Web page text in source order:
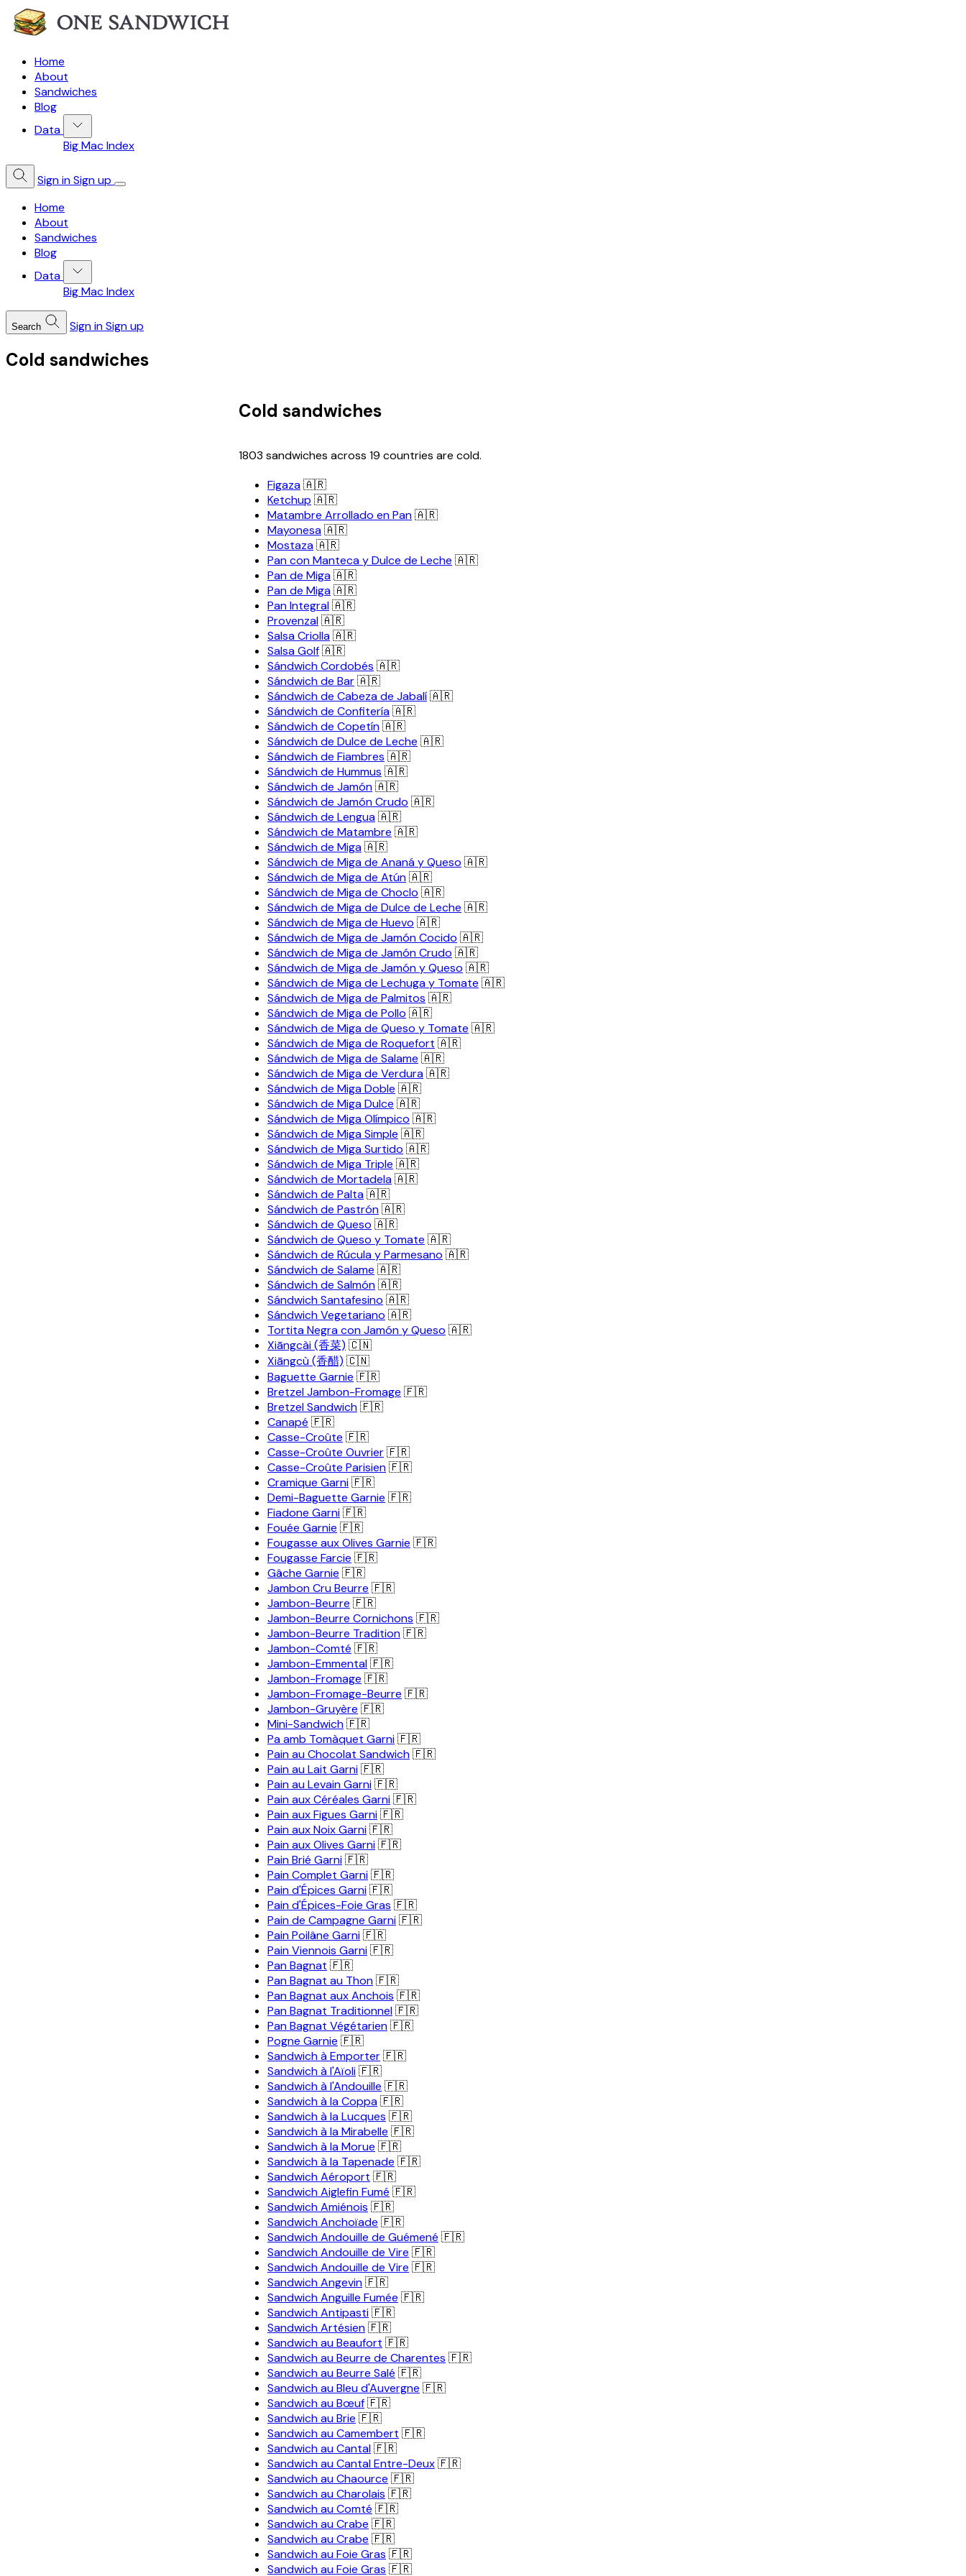
Home
About
Sandwiches
Blog
Data
Big Mac Index
Sign inSign up
Home
About
Sandwiches
Blog
Data
Big Mac Index
Search Sign inSign up
Cold sandwiches
Cold sandwiches
1803 sandwiches across 19 countries are cold.
Figaza🇦🇷
Ketchup 🇦🇷
Matambre Arrollado en Pan🇦🇷
Mayonesa🇦🇷
Mostaza🇦🇷
Pan con Manteca y Dulce de Leche 🇦🇷
Pan de Miga🇦🇷
Pan de Miga🇦🇷
Pan Integral🇦🇷
Provenzal🇦🇷
Salsa Criolla🇦🇷
Salsa Golf🇦🇷
Sándwich Cordobés 🇦🇷
Sándwich de Bar🇦🇷
Sándwich de Cabeza de Jabalí🇦🇷
Sándwich de Confitería🇦🇷
Sándwich de Copetín🇦🇷
Sándwich de Dulce de Leche 🇦🇷
Sándwich de Fiambres 🇦🇷
Sándwich de Hummus 🇦🇷
Sándwich de Jamón🇦🇷
Sándwich de Jamón Crudo 🇦🇷
Sándwich de Lengua🇦🇷
Sándwich de Matambre 🇦🇷
Sándwich de Miga🇦🇷
Sándwich de Miga de Ananá y Queso 🇦🇷
Sándwich de Miga de Atún🇦🇷
Sándwich de Miga de Choclo 🇦🇷
Sándwich de Miga de Dulce de Leche 🇦🇷
Sándwich de Miga de Huevo 🇦🇷
Sándwich de Miga de Jamón Cocido 🇦🇷
Sándwich de Miga de Jamón Crudo 🇦🇷
Sándwich de Miga de Jamón y Queso 🇦🇷
Sándwich de Miga de Lechuga y Tomate 🇦🇷
Sándwich de Miga de Palmitos 🇦🇷
Sándwich de Miga de Pollo 🇦🇷
Sándwich de Miga de Queso y Tomate 🇦🇷
Sándwich de Miga de Roquefort 🇦🇷
Sándwich de Miga de Salame 🇦🇷
Sándwich de Miga de Verdura🇦🇷
Sándwich de Miga Doble 🇦🇷
Sándwich de Miga Dulce 🇦🇷
Sándwich de Miga Olímpico 🇦🇷
Sándwich de Miga Simple 🇦🇷
Sándwich de Miga Surtido 🇦🇷
Sándwich de Miga Triple 🇦🇷
Sándwich de Mortadela🇦🇷
Sándwich de Palta🇦🇷
Sándwich de Pastrón🇦🇷
Sándwich de Queso 🇦🇷
Sándwich de Queso y Tomate 🇦🇷
Sándwich de Rúcula y Parmesano 🇦🇷
Sándwich de Salame 🇦🇷
Sándwich de Salmón🇦🇷
Sándwich Santafesino 🇦🇷
Sándwich Vegetariano 🇦🇷
Tortita Negra con Jamón y Queso 🇦🇷
Xiāngcài (香菜) 🇨🇳
Xiāngcù (香醋) 🇨🇳
Baguette Garnie 🇫🇷
Bretzel Jambon-Fromage 🇫🇷
Bretzel Sandwich🇫🇷
Canapé 🇫🇷
Casse-Croûte 🇫🇷
Casse-Croûte Ouvrier🇫🇷
Casse-Croûte Parisien🇫🇷
Cramique Garni🇫🇷
Demi-Baguette Garnie 🇫🇷
Fiadone Garni🇫🇷
Fouée Garnie 🇫🇷
Fougasse aux Olives Garnie 🇫🇷
Fougasse Farcie 🇫🇷
Gâche Garnie 🇫🇷
Jambon Cru Beurre 🇫🇷
Jambon-Beurre 🇫🇷
Jambon-Beurre Cornichons 🇫🇷
Jambon-Beurre Tradition🇫🇷
Jambon-Comté 🇫🇷
Jambon-Emmental🇫🇷
Jambon-Fromage 🇫🇷
Jambon-Fromage-Beurre 🇫🇷
Jambon-Gruyère 🇫🇷
Mini-Sandwich🇫🇷
Pa amb Tomàquet Garni🇫🇷
Pain au Chocolat Sandwich🇫🇷
Pain au Lait Garni🇫🇷
Pain au Levain Garni🇫🇷
Pain aux Céréales Garni🇫🇷
Pain aux Figues Garni🇫🇷
Pain aux Noix Garni🇫🇷
Pain aux Olives Garni🇫🇷
Pain Brié Garni🇫🇷
Pain Complet Garni🇫🇷
Pain d'Épices Garni🇫🇷
Pain d'Épices-Foie Gras 🇫🇷
Pain de Campagne Garni🇫🇷
Pain Poilâne Garni🇫🇷
Pain Viennois Garni🇫🇷
Pan Bagnat 🇫🇷
Pan Bagnat au Thon🇫🇷
Pan Bagnat aux Anchois 🇫🇷
Pan Bagnat Traditionnel🇫🇷
Pan Bagnat Végétarien🇫🇷
Pogne Garnie 🇫🇷
Sandwich à Emporter🇫🇷
Sandwich à l'Aïoli🇫🇷
Sandwich à l'Andouille 🇫🇷
Sandwich à la Coppa🇫🇷
Sandwich à la Lucques 🇫🇷
Sandwich à la Mirabelle 🇫🇷
Sandwich à la Morue 🇫🇷
Sandwich à la Tapenade 🇫🇷
Sandwich Aéroport 🇫🇷
Sandwich Aiglefin Fumé 🇫🇷
Sandwich Amiénois 🇫🇷
Sandwich Anchoïade 🇫🇷
Sandwich Andouille de Guémené 🇫🇷
Sandwich Andouille de Vire 🇫🇷
Sandwich Andouille de Vire 🇫🇷
Sandwich Angevin🇫🇷
Sandwich Anguille Fumée 🇫🇷
Sandwich Antipasti🇫🇷
Sandwich Artésien🇫🇷
Sandwich au Beaufort 🇫🇷
Sandwich au Beurre de Charentes 🇫🇷
Sandwich au Beurre Salé 🇫🇷
Sandwich au Bleu d'Auvergne 🇫🇷
Sandwich au Bœuf🇫🇷
Sandwich au Brie 🇫🇷
Sandwich au Camembert 🇫🇷
Sandwich au Cantal🇫🇷
Sandwich au Cantal Entre-Deux🇫🇷
Sandwich au Chaource 🇫🇷
Sandwich au Charolais 🇫🇷
Sandwich au Comté 🇫🇷
Sandwich au Crabe 🇫🇷
Sandwich au Crabe 🇫🇷
Sandwich au Foie Gras 🇫🇷
Sandwich au Foie Gras 🇫🇷